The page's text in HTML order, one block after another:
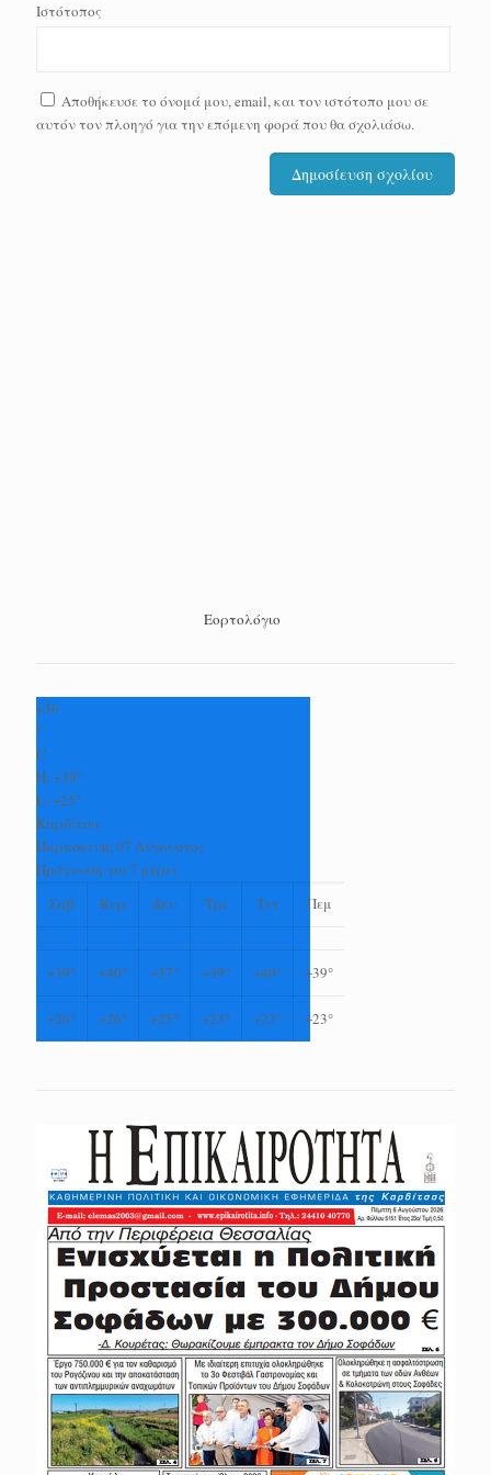
Ιστότοπος
Αποθήκευσε το όνομά μου, email, και τον ιστότοπο μου σε
αυτόν τον πλοηγό για την επόμενη φορά που θα σχολιάσω.
Εορτολόγιο
+36
°
C
H: +38°
L: +25°
Καρδίτσα
Παρασκευή, 07 Αύγουστος
Πρόγνωση για 7 μέρες
Σαβ
Κυρ Δευ Τρι Τετ Πεμ
+39° +40° +37° +39° +40° +39°
+26° +26° +25° +23° +23° +23°